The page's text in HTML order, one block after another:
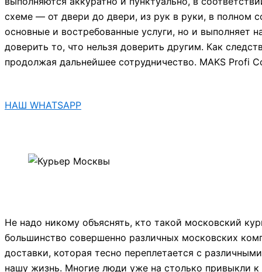
схеме — от двери до двери, из рук в руки, в полном
основные и востребованные услуги, но и
доверить то, что нельзя доверить другим. Как
продолжая дальнейшее сотрудничество. MAKS Profi
НАШ WHATSAPP
Не надо никому объяснять, кто такой московский
большинство совершенно различных московских
доставки, которая тесно переплетается с
нашу жизнь. Многие люди уже на столько привыкли